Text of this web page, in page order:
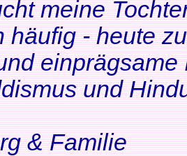
meine
häufig - heute
und
& Familie